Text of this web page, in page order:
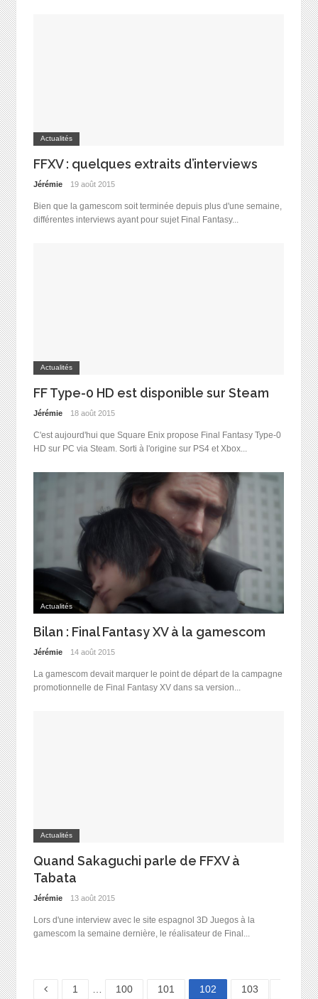
Actualités
FFXV : quelques extraits d’interviews
Jérémie 19 août 2015
Bien que la gamescom soit terminée depuis plus d'une semaine,
différentes interviews ayant pour sujet Final Fantasy...
Actualités
FF Type-0 HD est disponible sur Steam
Jérémie 18 août 2015
C'est aujourd'hui que Square Enix propose Final Fantasy Type-0
HD sur PC via Steam. Sorti à l'origine sur PS4 et Xbox...
Actualités
Bilan : Final Fantasy XV à la gamescom
Jérémie 14 août 2015
La gamescom devait marquer le point de départ de la campagne
promotionnelle de Final Fantasy XV dans sa version...
Actualités
Quand Sakaguchi parle de FFXV à
Tabata
Jérémie 13 août 2015
Lors d'une interview avec le site espagnol 3D Juegos à la
gamescom la semaine dernière, le réalisateur de Final...
Page
1 … Page
100 Page
101 Page
102 Page
103 Page